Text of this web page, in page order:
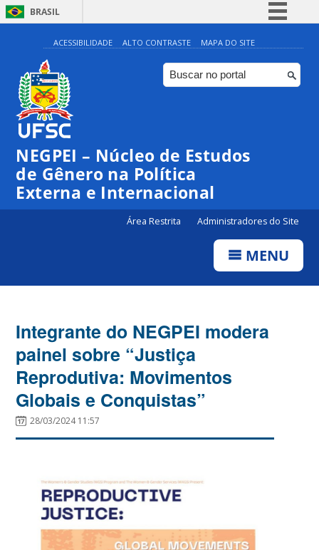
BRASIL
Simplifique!
Comunica BR
Participe
Canais
ACESSIBILIDADE ALTO CONTRASTE MAPA DO SITE
NEGPEI – Núcleo de Estudos
de Gênero na Política
Externa e Internacional
Área Restrita Administradores do Site
MENU
Integrante do NEGPEI modera
painel sobre “Justiça
Reprodutiva: Movimentos
Globais e Conquistas”
28/03/2024 11:57